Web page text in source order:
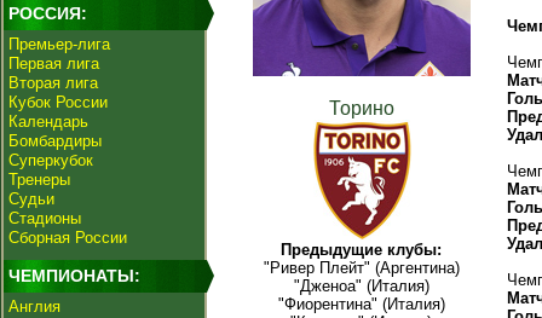
РОССИЯ:
Премьер-лига
Первая лига
Вторая лига
Кубок России
Календарь
Бомбардиры
Суперкубок
Тренеры
Судьи
Стадионы
Сборная России
ЧЕМПИОНАТЫ:
Англия
Торино
Предыдущие клубы:
"Ривер Плейт" (Аргентина)
"Дженоа" (Италия)
"Фиорентина" (Италия)